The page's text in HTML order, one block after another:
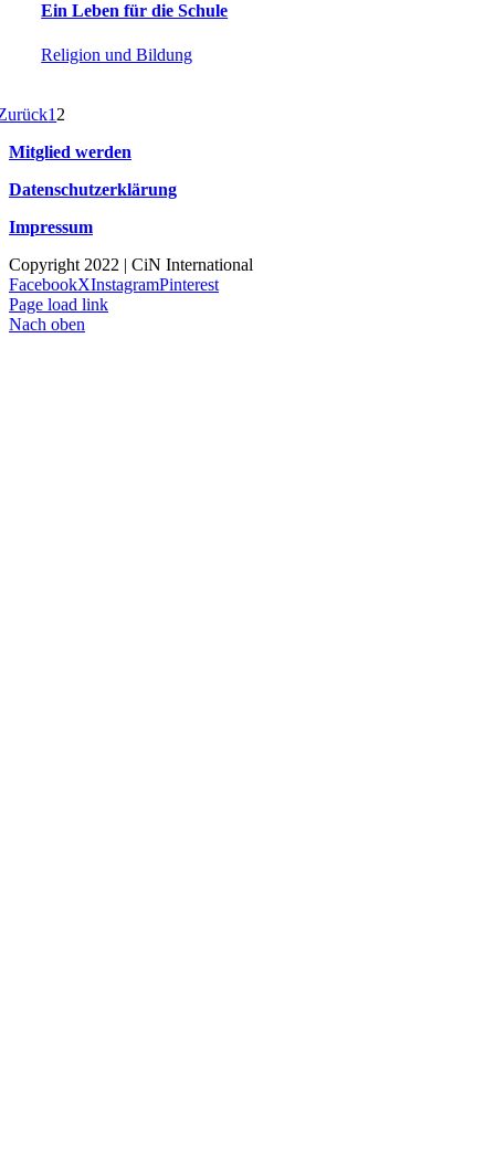
Ein Leben für die Schule
Religion und Bildung
1 2
Mitglied werden
Datenschutzerklärung
Impressum
Copyright 2022 | CiN International
FacebookXInstagramPinterest
Page load link
Nach oben